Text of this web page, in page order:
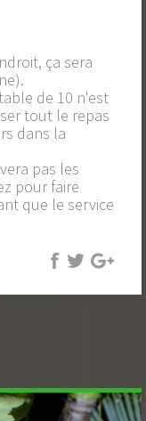
ça sera
de 10 n'est
tout le repas
dans la
pas les
pour faire
que le service